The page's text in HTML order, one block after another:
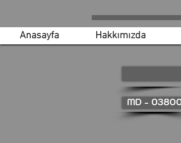
Anasayfa Hakkımızda
MD -